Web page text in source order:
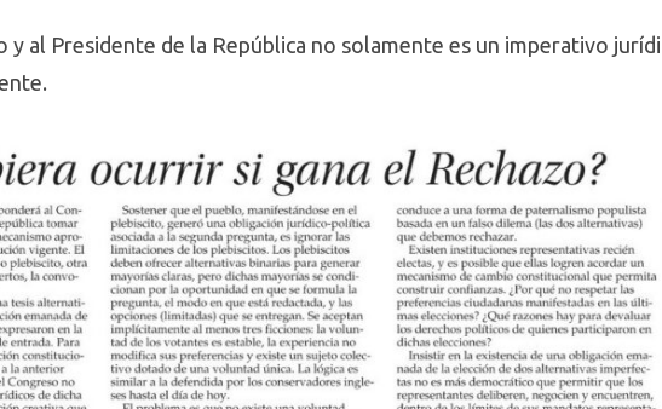
y al Presidente de la República no solamente es un imperativo